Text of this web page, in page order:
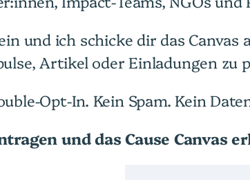
und ich schicke dir das
Artikel oder Einladungen zu
Opt-In. Kein Spam. Kein
und das Cause Canvas